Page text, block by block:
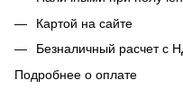
Картой на сайте
Безналичный расчет с
Подробнее о оплате